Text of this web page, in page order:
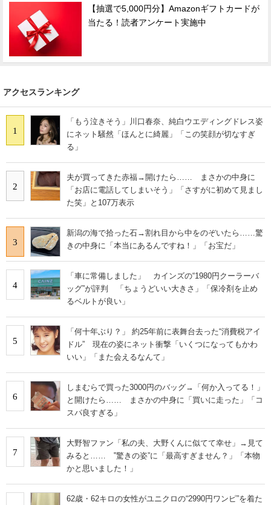
【抽選で5,000円分】Amazonギフトカードが
当たる！読者アンケート実施中
アクセスランキング
1
「もう泣きそう」川口春奈、純白ウエディングドレス姿
にネット騒然「ほんとに綺麗」「この笑顔が切なすぎ
る」
2
夫が買ってきた赤福→開けたら…… まさかの中身に
「お店に電話してしまいそう」「さすがに初めて見まし
た笑」と107万表示
3
新潟の海で拾った石→割れ目から中をのぞいたら……驚
きの中身に「本当にあるんですね！」「お宝だ」
4
「車に常備しました」 カインズの“1980円クーラーバ
ッグ”が評判 「ちょうどいい大きさ」「保冷剤を止め
るベルトが良い」
5
「何十年ぶり？」 約25年前に表舞台去った“消費税アイ
ドル” 現在の姿にネット衝撃「いくつになってもかわ
いい」「また会えるなんて」
6
しまむらで買った3000円のバッグ→「何か入ってる！」
と開けたら…… まさかの中身に「買いに走った」「コ
スパ良すぎる」
7
大野智ファン「私の夫、大野くんに似てて幸せ」→見て
みると…… ‟驚きの姿”に「最高すぎません？」「本物
かと思いました！」
62歳・62キロの女性がユニクロの“2990円ワンピ”を着た